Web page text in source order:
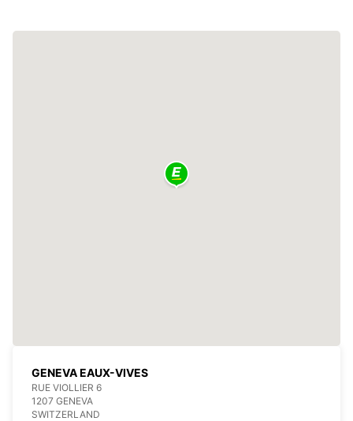
GENEVA EAUX-VIVES
RUE VIOLLIER 6
1207 GENEVA
SWITZERLAND